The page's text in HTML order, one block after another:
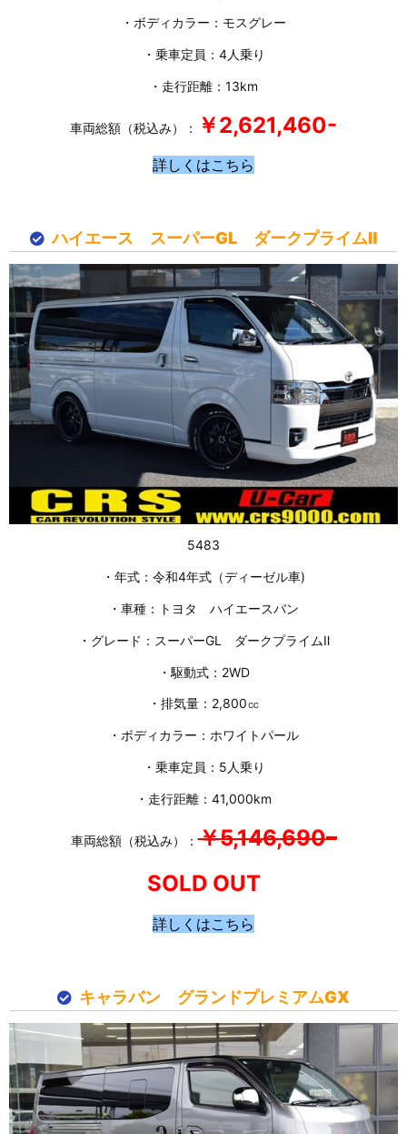
・ボディカラー：モスグレー
・乗車定員：4人乗り
・走行距離：13km
車両総額（税込み）： ￥2,621,460-
詳しくはこちら
ハイエース スーパーGL ダークプライムⅡ
5483
・年式：令和4年式（ディーゼル車)
・車種：トヨタ ハイエースバン
・グレード：スーパーGL ダークプライムⅡ
・駆動式：2WD
・排気量：2,800㏄
・ボディカラー：ホワイトパール
・乗車定員：5人乗り
・走行距離：41,000km
車両総額（税込み）：￥5,146,690–
SOLD OUT
詳しくはこちら
キャラバン グランドプレミアムGX